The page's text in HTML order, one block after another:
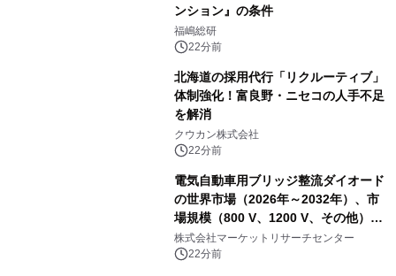
ンション』の条件
福嶋総研
22分前
北海道の採用代行「リクルーティブ」
体制強化！富良野・ニセコの人手不足
を解消
クウカン株式会社
22分前
電気自動車用ブリッジ整流ダイオード
の世界市場（2026年～2032年）、市
場規模（800 V、1200 V、その他）・
分析レポートを発表
株式会社マーケットリサーチセンター
22分前